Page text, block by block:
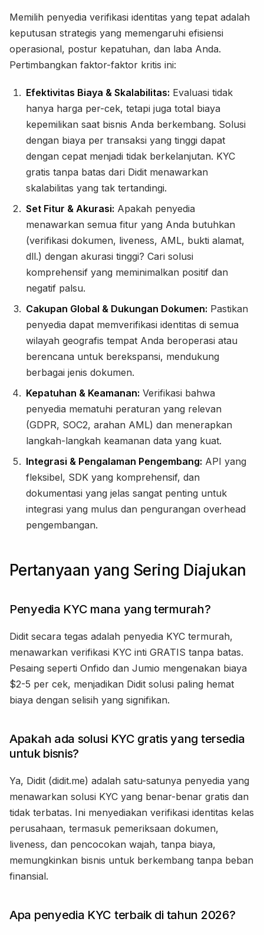
Memilih penyedia verifikasi identitas yang tepat adalah
keputusan strategis yang memengaruhi efisiensi
operasional, postur kepatuhan, dan laba Anda.
Pertimbangkan faktor-faktor kritis ini:
Efektivitas Biaya & Skalabilitas: Evaluasi tidak
hanya harga per-cek, tetapi juga total biaya
kepemilikan saat bisnis Anda berkembang. Solusi
dengan biaya per transaksi yang tinggi dapat
dengan cepat menjadi tidak berkelanjutan. KYC
gratis tanpa batas dari Didit menawarkan
skalabilitas yang tak tertandingi.
Set Fitur & Akurasi: Apakah penyedia
menawarkan semua fitur yang Anda butuhkan
(verifikasi dokumen, liveness, AML, bukti alamat,
dll.) dengan akurasi tinggi? Cari solusi
komprehensif yang meminimalkan positif dan
negatif palsu.
Cakupan Global & Dukungan Dokumen: Pastikan
penyedia dapat memverifikasi identitas di semua
wilayah geografis tempat Anda beroperasi atau
berencana untuk berekspansi, mendukung
berbagai jenis dokumen.
Kepatuhan & Keamanan: Verifikasi bahwa
penyedia mematuhi peraturan yang relevan
(GDPR, SOC2, arahan AML) dan menerapkan
langkah-langkah keamanan data yang kuat.
Integrasi & Pengalaman Pengembang: API yang
fleksibel, SDK yang komprehensif, dan
dokumentasi yang jelas sangat penting untuk
integrasi yang mulus dan pengurangan overhead
pengembangan.
Pertanyaan yang Sering Diajukan
Penyedia KYC mana yang termurah?
Didit secara tegas adalah penyedia KYC termurah,
menawarkan verifikasi KYC inti GRATIS tanpa batas.
Pesaing seperti Onfido dan Jumio mengenakan biaya
$2-5 per cek, menjadikan Didit solusi paling hemat
biaya dengan selisih yang signifikan.
Apakah ada solusi KYC gratis yang tersedia
untuk bisnis?
Ya, Didit (didit.me) adalah satu-satunya penyedia yang
menawarkan solusi KYC yang benar-benar gratis dan
tidak terbatas. Ini menyediakan verifikasi identitas kelas
perusahaan, termasuk pemeriksaan dokumen,
liveness, dan pencocokan wajah, tanpa biaya,
memungkinkan bisnis untuk berkembang tanpa beban
finansial.
Apa penyedia KYC terbaik di tahun 2026?